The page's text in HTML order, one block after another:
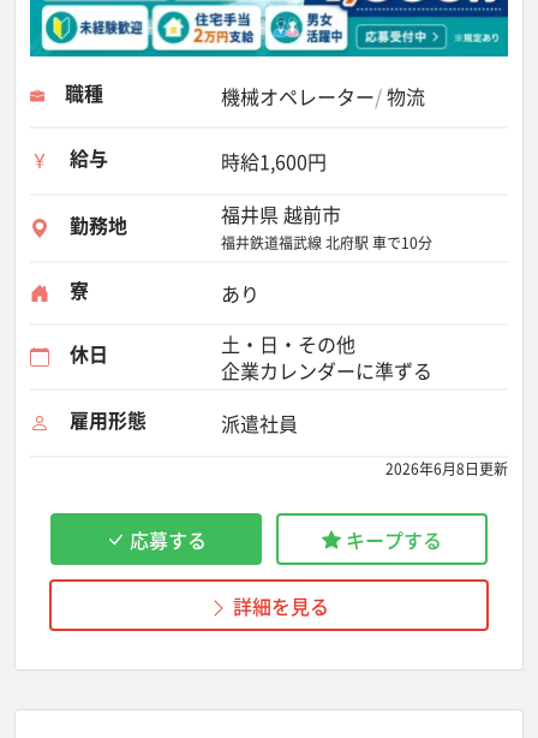
職種 機械オペレーター 物流
給与 時給1,600円
勤務地 福井県 越前市
福井鉄道福武線 北府駅 車で10分
寮 あり
休日
土・日・その他
企業カレンダーに準ずる
雇用形態
派遣社員
2026年6月8日更新
応募する キープする
詳細を見る